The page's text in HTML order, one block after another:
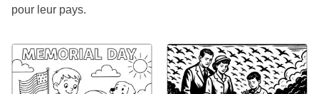
pour leur pays.